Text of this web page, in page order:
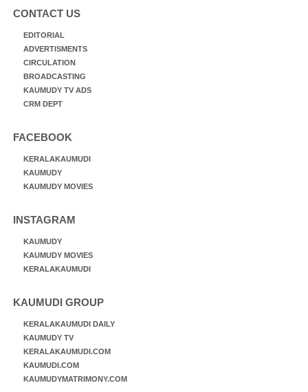
CONTACT US
EDITORIAL
ADVERTISMENTS
CIRCULATION
BROADCASTING
KAUMUDY TV ADS
CRM DEPT
FACEBOOK
KERALAKAUMUDI
KAUMUDY
KAUMUDY MOVIES
INSTAGRAM
KAUMUDY
KAUMUDY MOVIES
KERALAKAUMUDI
KAUMUDI GROUP
KERALAKAUMUDI DAILY
KAUMUDY TV
KERALAKAUMUDI.COM
KAUMUDI.COM
KAUMUDYMATRIMONY.COM